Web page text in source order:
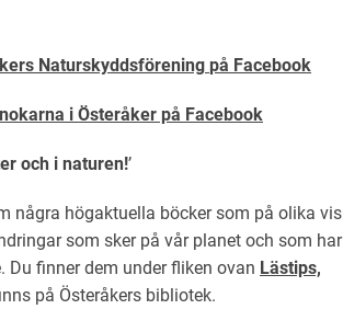
Naturskyddsförening på Facebook
i Österåker på Facebook
och i naturen!’
några högaktuella böcker som på olika vis
som sker på vår planet och som har
Du finner dem under fliken ovan Lästips,
på Österåkers bibliotek.